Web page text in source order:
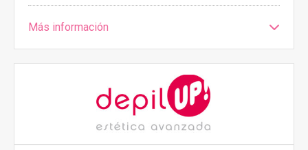
Más información